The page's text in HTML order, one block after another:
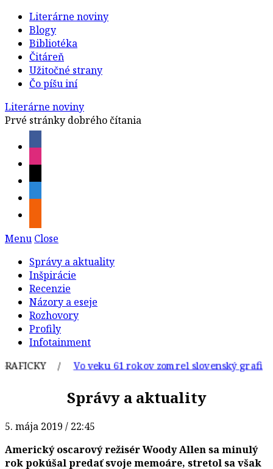
Literárne noviny
Blogy
Bibliotéka
Čitáreň
Užitočné strany
Čo píšu iní
Literárne noviny
Prvé stránky dobrého čítania
Menu Close
Správy a aktuality
Inšpirácie
Recenzie
Názory a eseje
Rozhovory
Profily
Infotainment
/
Vo veku 61 rokov zomrel slovenský grafik a
Správy a aktuality
5. mája 2019 / 22:45
Americký oscarový režisér Woody Allen sa minulý
rok pokúšal predať svoje memoáre, stretol sa však